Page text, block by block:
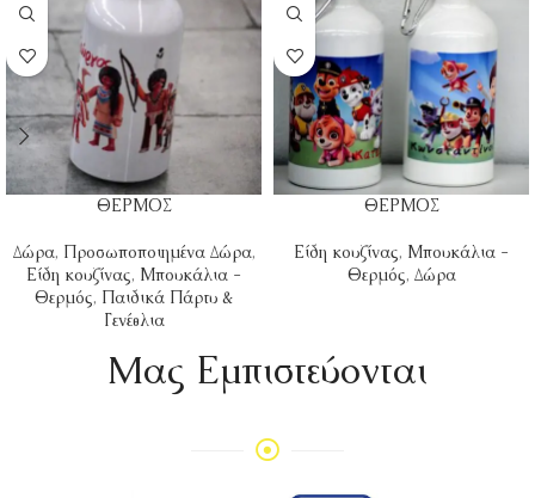
ΘΕΡΜΟΣ
Δώρα, Προσωποποιημένα Δώρα,
Είδη κουζίνας, Μπουκάλια -
Θερμός, Παιδικά Πάρτυ &
Γενέθλια
ΘΕΡΜΟΣ
Είδη κουζίνας, Μπουκάλια -
Θερμός, Δώρα
Mας Εμπιστεύονται